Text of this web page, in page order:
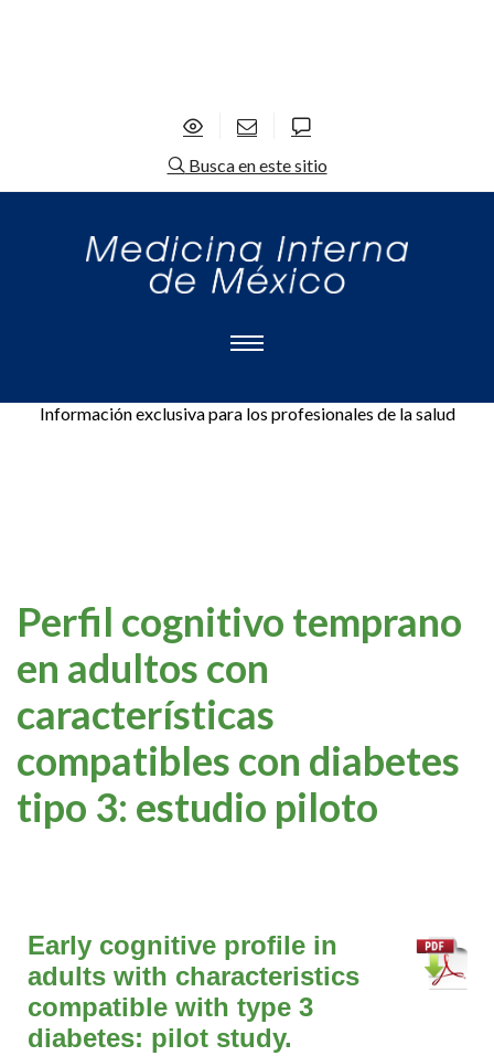
Busca en este sitio
Información exclusiva para los profesionales de la salud
Perfil cognitivo temprano
en adultos con
características
compatibles con diabetes
tipo 3: estudio piloto
Early cognitive profile in
adults with characteristics
compatible with type 3
diabetes: pilot study.